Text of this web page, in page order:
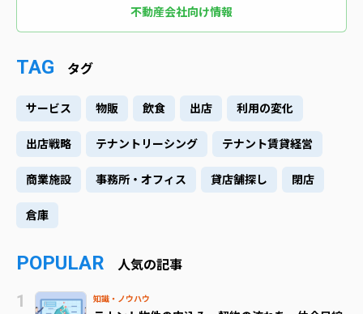
不動産会社向け情報
TAG タグ
サービス 物販 飲食 出店 利用の変化
出店戦略 テナントリーシング テナント賃貸経営
商業施設 事務所・オフィス 貸店舗探し 閉店
倉庫
POPULAR 人気の記事
知識・ノウハウ